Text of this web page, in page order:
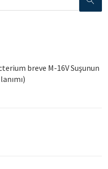
breve M-16V Suşunun